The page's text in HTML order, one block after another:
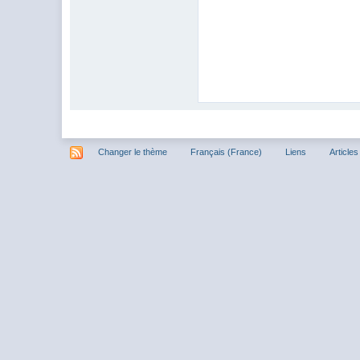
Changer le thème Français (France) Liens Articles